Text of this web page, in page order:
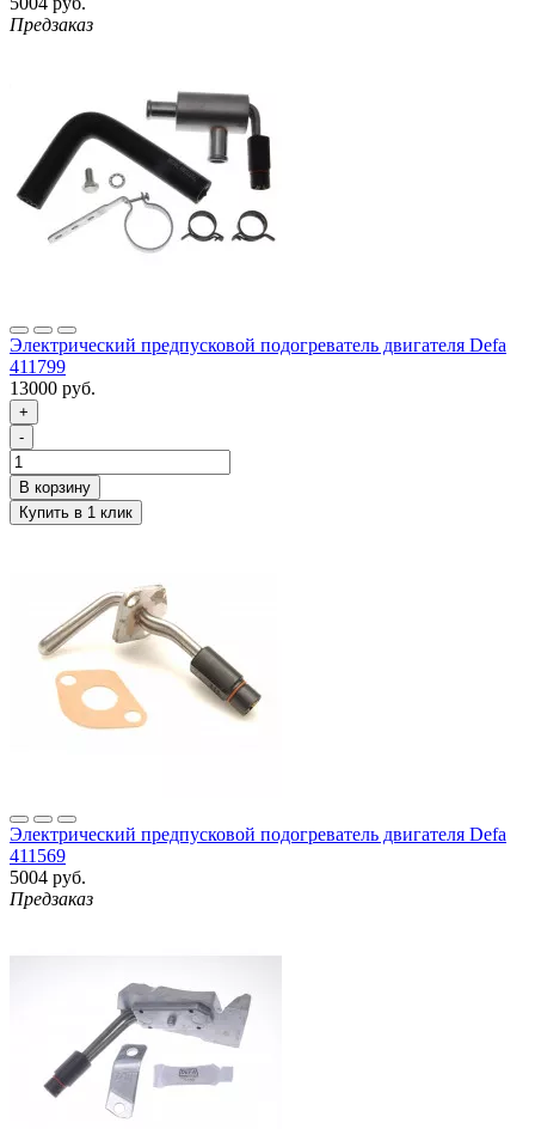
Предзаказ
Электрический предпусковой подогреватель двигателя Defa
411799
13000 руб.
+
-
Электрический предпусковой подогреватель двигателя Defa
411569
5004 руб.
Предзаказ